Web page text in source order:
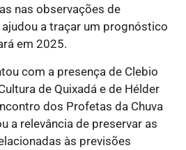
nas observações de
a traçar um prognóstico
em 2025.
com a presença de Clebio
de Quixadá e de Hélder
dos Profetas da Chuva
a relevância de preservar as
às previsões